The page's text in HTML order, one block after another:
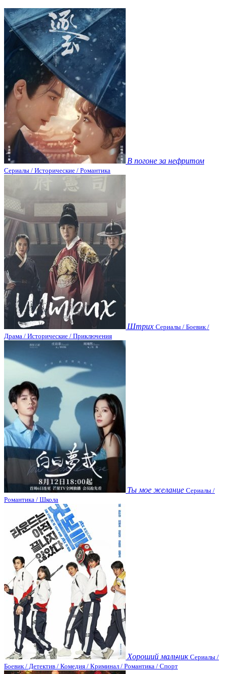
В погоне за нефритом
Сериалы / Исторические / Романтика
Штрих Сериалы / Боевик /
Драма / Исторические / Приключения
Ты мое желание Сериалы /
Романтика / Школа
Хороший мальчик Сериалы /
Боевик / Детектив / Комедия / Криминал / Романтика / Спорт